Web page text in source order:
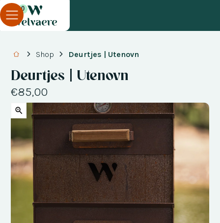
0
Shop Deurtjes | Utenovn
Deurtjes | Utenovn
€85,00